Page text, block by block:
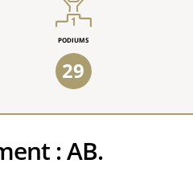
PODIUMS
29
:AB.